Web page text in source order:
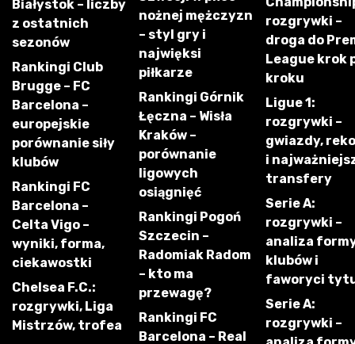
Białystok – liczby
z ostatnich
sezonów
Rankingi Club
Brugge – FC
Barcelona –
europejskie
porównanie siły
klubów
Rankingi FC
Barcelona –
Celta Vigo –
wyniki, forma,
ciekawostki
Chelsea F.C.:
rozgrywki, Liga
Mistrzów, trofea
nożnej mężczyzn
– styl gry i
najwięksi
piłkarze
Rankingi Górnik
Łęczna – Wisła
Kraków –
porównanie
ligowych
osiągnięć
Rankingi Pogoń
Szczecin –
Radomiak Radom
– kto ma
przewagę?
Rankingi FC
Barcelona – Real
rozgrywki –
droga do
League krok
kroku
Ligue 1:
rozgrywki –
gwiazdy,
i
transfery
Serie A:
rozgrywki –
analiza
klubów i
faworyci
Serie A:
rozgrywki –